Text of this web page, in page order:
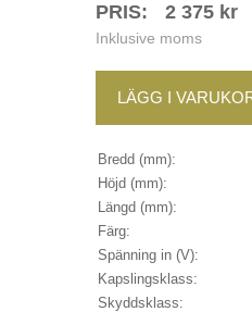
PRIS: 2 375 kr
Inklusive moms
LÄGG I
Bredd (mm):
Höjd (mm):
Längd (mm):
Färg:
Spänning in (V):
Kapslingsklass:
Skyddsklass: